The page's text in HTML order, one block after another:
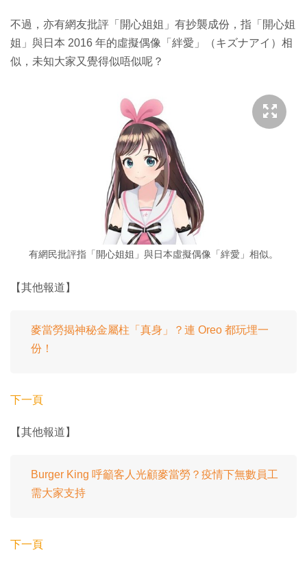
不過，亦有網友批評「開心姐姐」有抄襲成份，指「開心姐
姐」與日本 2016 年的虛擬偶像「絆愛」（キズナアイ）相
似，未知大家又覺得似唔似呢？
有網民批評指「開心姐姐」與日本虛擬偶像「絆愛」相似。
【其他報道】
麥當勞揭神秘金屬柱「真身」？連 Oreo 都玩埋一
份！
下一頁
【其他報道】
Burger King 呼籲客人光顧麥當勞？疫情下無數員工
需大家支持
下一頁